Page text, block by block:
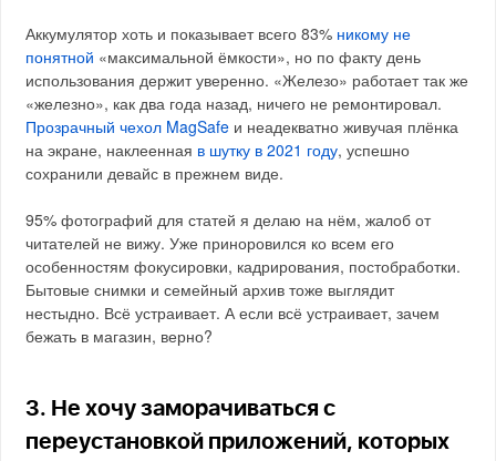
Аккумулятор хоть и показывает всего 83% никому не
понятной «максимальной ёмкости», но по факту день
использования держит уверенно. «Железо» работает так же
«железно», как два года назад, ничего не ремонтировал.
Прозрачный чехол MagSafe и неадекватно живучая плёнка
на экране, наклеенная в шутку в 2021 году, успешно
сохранили девайс в прежнем виде.
95% фотографий для статей я делаю на нём, жалоб от
читателей не вижу. Уже приноровился ко всем его
особенностям фокусировки, кадрирования, постобработки.
Бытовые снимки и семейный архив тоже выглядит
нестыдно. Всё устраивает. А если всё устраивает, зачем
бежать в магазин, верно?
3. Не хочу заморачиваться с
переустановкой приложений, которых